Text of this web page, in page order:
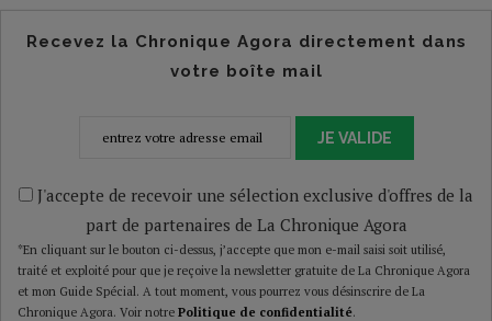
Recevez la Chronique Agora directement dans
votre boîte mail
JE VALIDE
J'accepte de recevoir une sélection exclusive d'offres de la
part de partenaires de La Chronique Agora
*En cliquant sur le bouton ci-dessus, j’accepte que mon e-mail saisi soit utilisé,
traité et exploité pour que je reçoive la newsletter gratuite de La Chronique Agora
et mon Guide Spécial. A tout moment, vous pourrez vous désinscrire de La
Chronique Agora. Voir notre Politique de confidentialité.